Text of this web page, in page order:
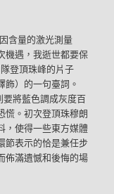
含量的激光測量
機遇，我逝世都要保
登頂珠峰的片子
飾）的一句臺詞。
要將藍色調成灰度百
慌。初次登頂珠穆朗
，使得一些東方媒體
節表示的恰是兼任步
佈滿遺憾和後悔的場